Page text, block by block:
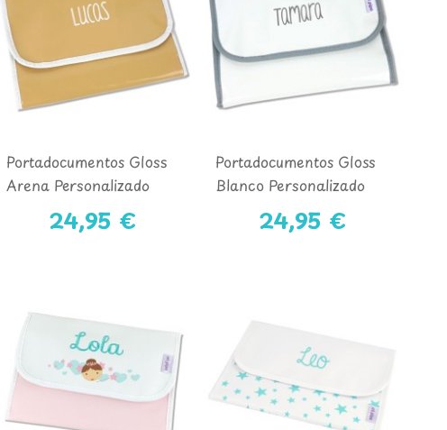
Portadocumentos Gloss
Arena Personalizado
24,95 €
Portadocumentos Gloss
Blanco Personalizado
24,95 €